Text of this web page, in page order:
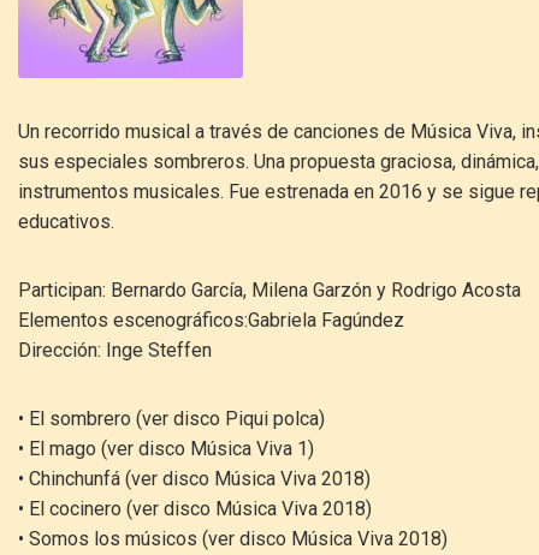
Un recorrido musical a través de canciones de Música Viva,
sus especiales sombreros. Una propuesta graciosa,
instrumentos musicales. Fue estrenada en 2016 y se sigue
educativos.
Participan: Bernardo García, Milena Garzón y Rodrigo Acosta
Elementos escenográficos:Gabriela Fagúndez
Dirección: Inge Steffen
• El sombrero (ver disco Piqui polca)
• El mago (ver disco Música Viva 1)
• Chinchunfá (ver disco Música Viva 2018)
• El cocinero (ver disco Música Viva 2018)
• Somos los músicos (ver disco Música Viva 2018)